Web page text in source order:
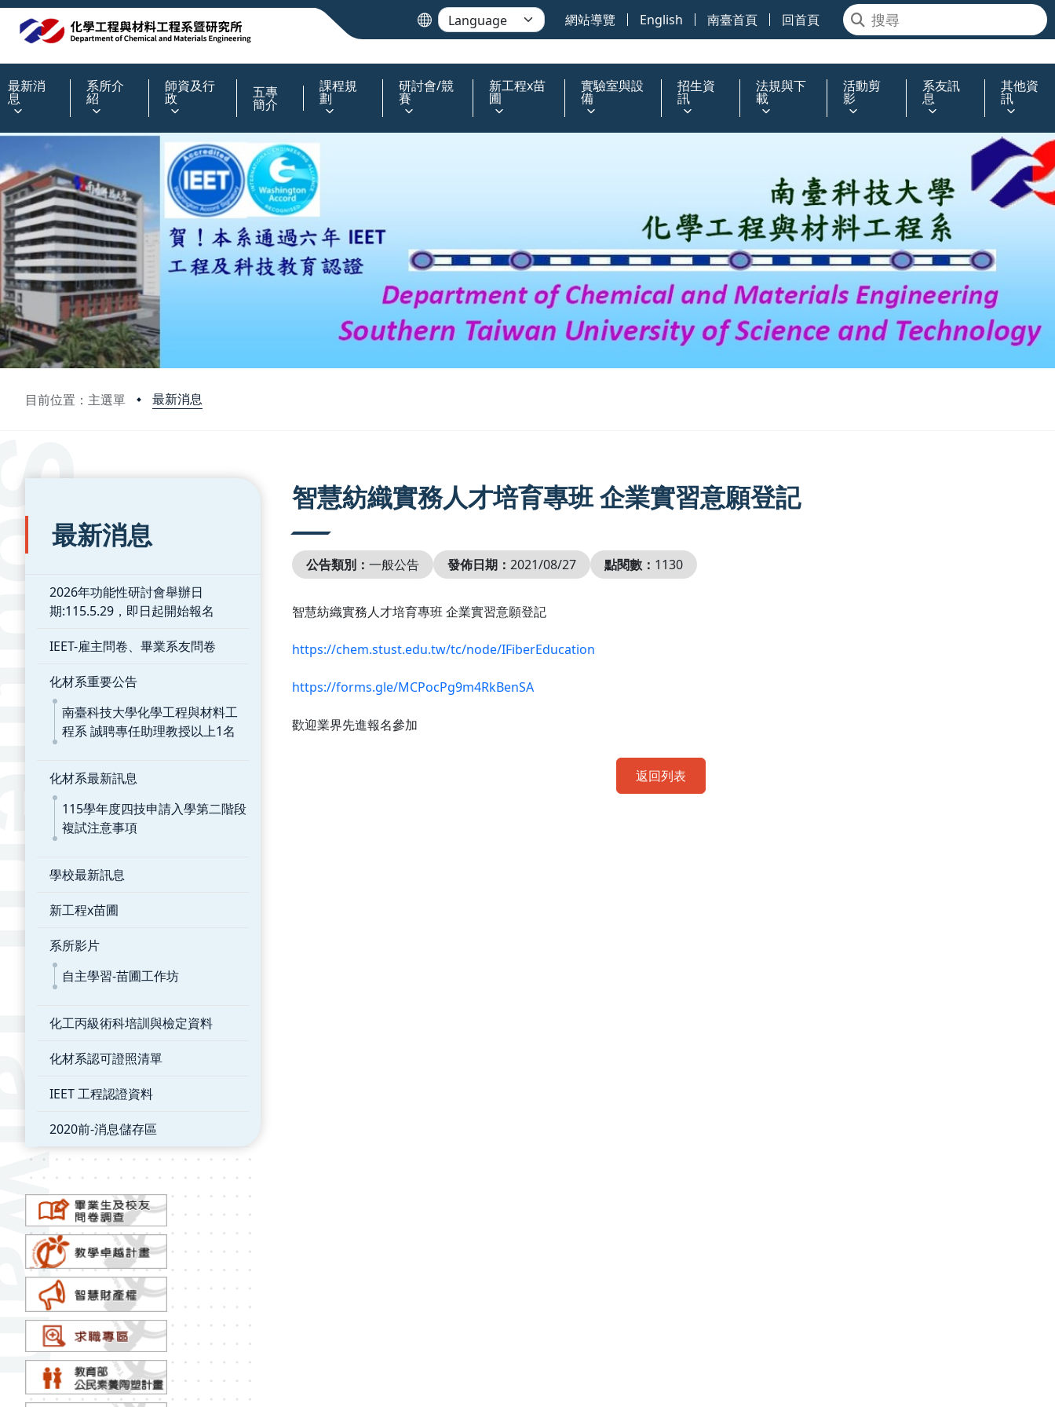
網站導覽 English 南臺首頁 回首頁
最新消
息
系所介
紹
師資及行
政 五專
簡介
課程規
劃
研討會/競
賽
新工程x苗
圃
實驗室與設
備
招生資
訊
法規與下
載
活動剪
影
系友訊
息
其他資
訊
目前位置：主選單 最新消息
:::
最新消息
2026年功能性研討會舉辦日
期:115.5.29，即日起開始報名
IEET-雇主問卷、畢業系友問卷
化材系重要公告
南臺科技大學化學工程與材料工
程系 誠聘專任助理教授以上1名
化材系最新訊息
115學年度四技申請入學第二階段
複試注意事項
學校最新訊息
新工程x苗圃
系所影片
自主學習-苗圃工作坊
化工丙級術科培訓與檢定資料
化材系認可證照清單
IEET 工程認證資料
2020前-消息儲存區
智慧紡織實務人才培育專班 企業實習意願登記
公告類別： 一般公告 發佈日期： 2021/08/27 點閱數： 1130
智慧紡織實務人才培育專班 企業實習意願登記
https://chem.stust.edu.tw/tc/node/IFiberEducation
https://forms.gle/MCPocPg9m4RkBenSA
歡迎業界先進報名參加
返回列表